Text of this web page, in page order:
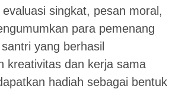
singkat, pesan moral,
para pemenang
yang berhasil
kreativitas dan kerja sama
hadiah sebagai bentuk